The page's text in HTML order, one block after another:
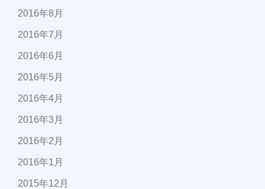
2016年8月
2016年7月
2016年6月
2016年5月
2016年4月
2016年3月
2016年2月
2016年1月
2015年12月